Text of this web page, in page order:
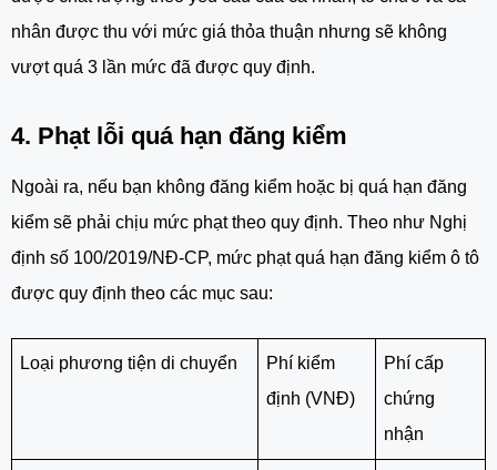
nhân được thu với mức giá thỏa thuận nhưng sẽ không
vượt quá 3 lần mức đã được quy định.
4. Phạt lỗi quá hạn đăng kiểm
Ngoài ra, nếu bạn không đăng kiểm hoặc bị quá hạn đăng
kiểm sẽ phải chịu mức phạt theo quy định. Theo như Nghị
định số 100/2019/NĐ-CP, mức phạt quá hạn đăng kiểm ô tô
được quy định theo các mục sau:
Loại phương tiện di chuyển
Phí kiểm
định (VNĐ)
Phí cấp
chứng
nhận